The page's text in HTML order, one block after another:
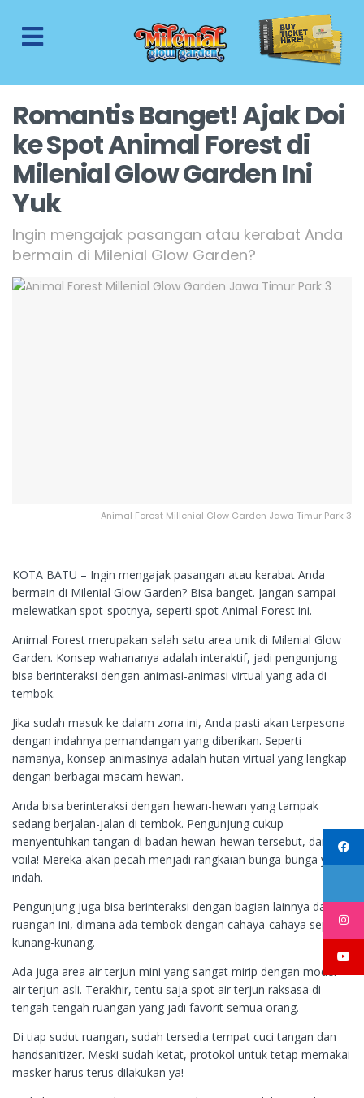
Romantis Banget! Ajak Doi
ke Spot Animal Forest di
Milenial Glow Garden Ini
Yuk
Ingin mengajak pasangan atau kerabat Anda
bermain di Milenial Glow Garden?
Animal Forest Millenial Glow Garden Jawa Timur Park 3
KOTA BATU – Ingin mengajak pasangan atau kerabat Anda
bermain di Milenial Glow Garden? Bisa banget. Jangan sampai
melewatkan spot-spotnya, seperti spot Animal Forest ini.
Animal Forest merupakan salah satu area unik di Milenial Glow
Garden. Konsep wahananya adalah interaktif, jadi pengunjung
bisa berinteraksi dengan animasi-animasi virtual yang ada di
tembok.
Jika sudah masuk ke dalam zona ini, Anda pasti akan terpesona
dengan indahnya pemandangan yang diberikan. Seperti
namanya, konsep animasinya adalah hutan virtual yang lengkap
dengan berbagai macam hewan.
Anda bisa berinteraksi dengan hewan-hewan yang tampak
sedang berjalan-jalan di tembok. Pengunjung cukup
menyentuhkan tangan di badan hewan-hewan tersebut, dan
voila! Mereka akan pecah menjadi rangkaian bunga-bunga yang
indah.
Pengunjung juga bisa berinteraksi dengan bagian lainnya dari
ruangan ini, dimana ada tembok dengan cahaya-cahaya seperti
kunang-kunang.
Ada juga area air terjun mini yang sangat mirip dengan model
air terjun asli. Terakhir, tentu saja spot air terjun raksasa di
tengah-tengah ruangan yang jadi favorit semua orang.
Di tiap sudut ruangan, sudah tersedia tempat cuci tangan dan
handsanitizer. Meski sudah ketat, protokol untuk tetap memakai
masker harus terus dilakukan ya!